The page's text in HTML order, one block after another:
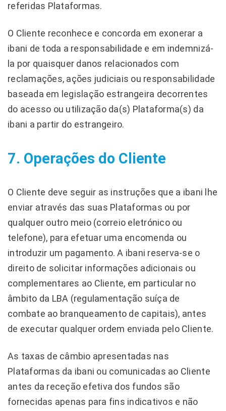
referidas Plataformas.
O Cliente reconhece e concorda em exonerar a
ibani de toda a responsabilidade e em indemnizá-
la por quaisquer danos relacionados com
reclamações, ações judiciais ou responsabilidade
baseada em legislação estrangeira decorrentes
do acesso ou utilização da(s) Plataforma(s) da
ibani a partir do estrangeiro.
7. Operações do Cliente
O Cliente deve seguir as instruções que a ibani lhe
enviar através das suas Plataformas ou por
qualquer outro meio (correio eletrónico ou
telefone), para efetuar uma encomenda ou
introduzir um pagamento. A ibani reserva-se o
direito de solicitar informações adicionais ou
complementares ao Cliente, em particular no
âmbito da LBA (regulamentação suíça de
combate ao branqueamento de capitais), antes
de executar qualquer ordem enviada pelo Cliente.
As taxas de câmbio apresentadas nas
Plataformas da ibani ou comunicadas ao Cliente
antes da receção efetiva dos fundos são
fornecidas apenas para fins indicativos e não